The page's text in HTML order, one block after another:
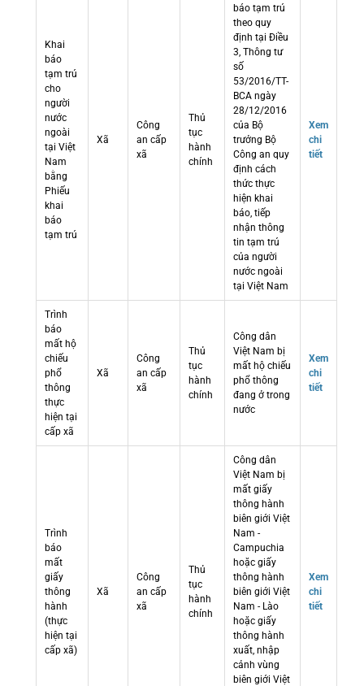
Khai
báo
tạm trú
cho
người
nước
ngoài
tại Việt
Nam
bằng
Phiếu
khai
báo
tạm trú
Xã
Công
an cấp
xã
Thủ
tục
hành
chính
báo tạm trú
theo quy
định tại Điều
3, Thông tư
số
53/2016/TT-
BCA ngày
28/12/2016
của Bộ
trưởng Bộ
Công an quy
định cách
thức thực
hiện khai
báo, tiếp
nhận thông
tin tạm trú
của người
nước ngoài
tại Việt Nam
Xem
chi
tiết
Trình
báo
mất hộ
chiếu
phổ
thông
thực
hiện tại
cấp xã
Xã
Công
an cấp
xã
Thủ
tục
hành
chính
Công dân
Việt Nam bị
mất hộ chiếu
phổ thông
đang ở trong
nước
Xem
chi
tiết
Trình
báo
mất
giấy
thông
hành
(thực
hiện tại
cấp xã)
Xã
Công
an cấp
xã
Thủ
tục
hành
chính
Công dân
Việt Nam bị
mất giấy
thông hành
biên giới Việt
Nam -
Campuchia
hoặc giấy
thông hành
biên giới Việt
Nam - Lào
hoặc giấy
thông hành
xuất, nhập
cảnh vùng
biên giới Việt
Xem
chi
tiết